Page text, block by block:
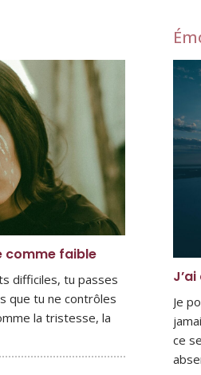
comme faible
difficiles, tu passes
que tu ne contrôles
la tristesse, la
Je
ce